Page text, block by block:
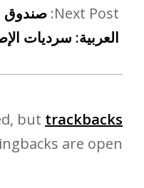
Next Post: صندوق
العربية: سرديات
but trackbacks
are open.